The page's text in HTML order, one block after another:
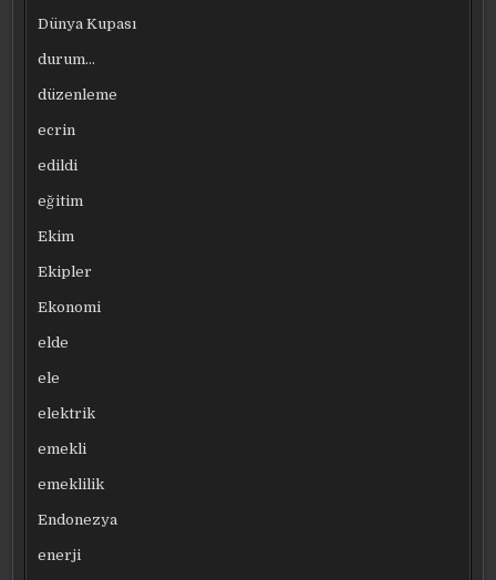
Dünya Kupası
durum…
düzenleme
ecrin
edildi
eğitim
Ekim
Ekipler
Ekonomi
elde
ele
elektrik
emekli
emeklilik
Endonezya
enerji